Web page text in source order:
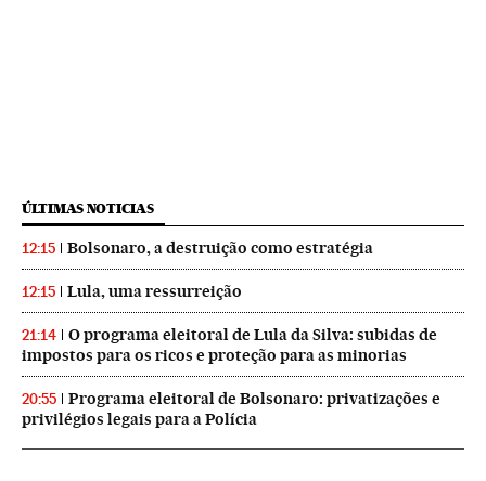
ÚLTIMAS NOTICIAS
12:15 Bolsonaro, a destruição como estratégia
12:15 Lula, uma ressurreição
21:14
O programa eleitoral de Lula da Silva: subidas de
impostos para os ricos e proteção para as minorias
20:55
Programa eleitoral de Bolsonaro: privatizações e
privilégios legais para a Polícia